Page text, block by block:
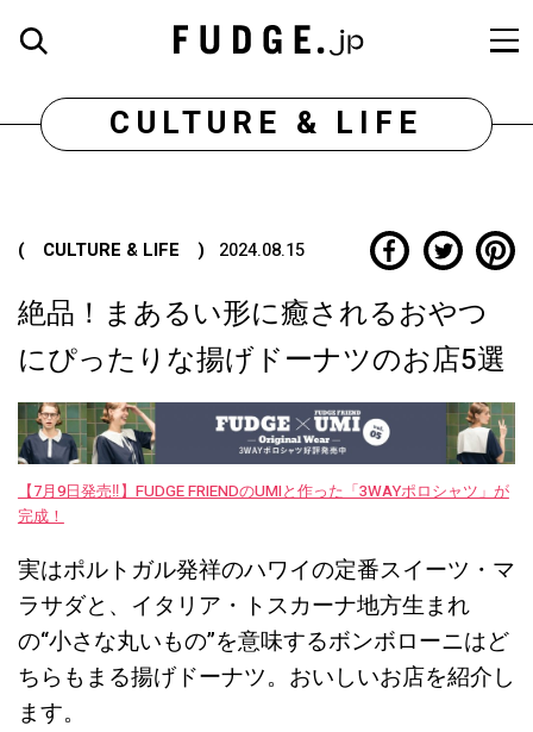
CULTURE & LIFE
( CULTURE & LIFE ) 2024.08.15
絶品！まあるい形に癒されるおやつ
にぴったりな揚げドーナツのお店5選
【7月9日発売‼︎】FUDGE FRIENDのUMIと作った「3WAYポロシャツ」が
完成！
実はポルトガル発祥のハワイの定番スイーツ・マ
ラサダと、イタリア・トスカーナ地方生まれ
の“小さな丸いもの”を意味するボンボローニはど
ちらもまる揚げドーナツ。おいしいお店を紹介し
ます。